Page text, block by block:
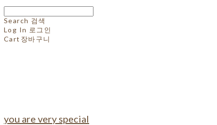
Search 검색
Log In 로그인
Cart 장바구니
you are very special